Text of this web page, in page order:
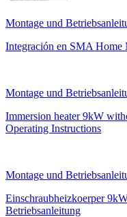
Montage und
Integración en SMA Home
Montage und
Immersion heater 9kW
Operating Instructions
Montage und
Einschraubheizkoerper
Betriebsanleitung